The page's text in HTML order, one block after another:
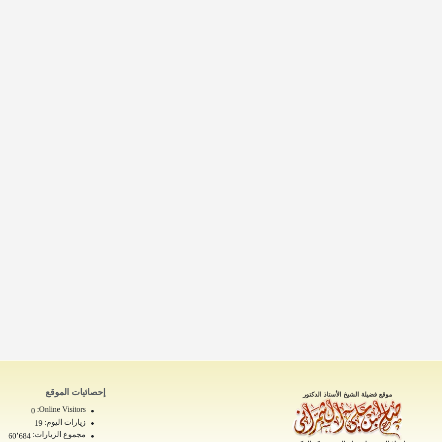
موقع فضيلة الشيخ الأستاذ الدكتور إحصائيات الموقع
Online Visitors:
0
زيارات اليوم: 19
مجموع الزيارات: 60٬684